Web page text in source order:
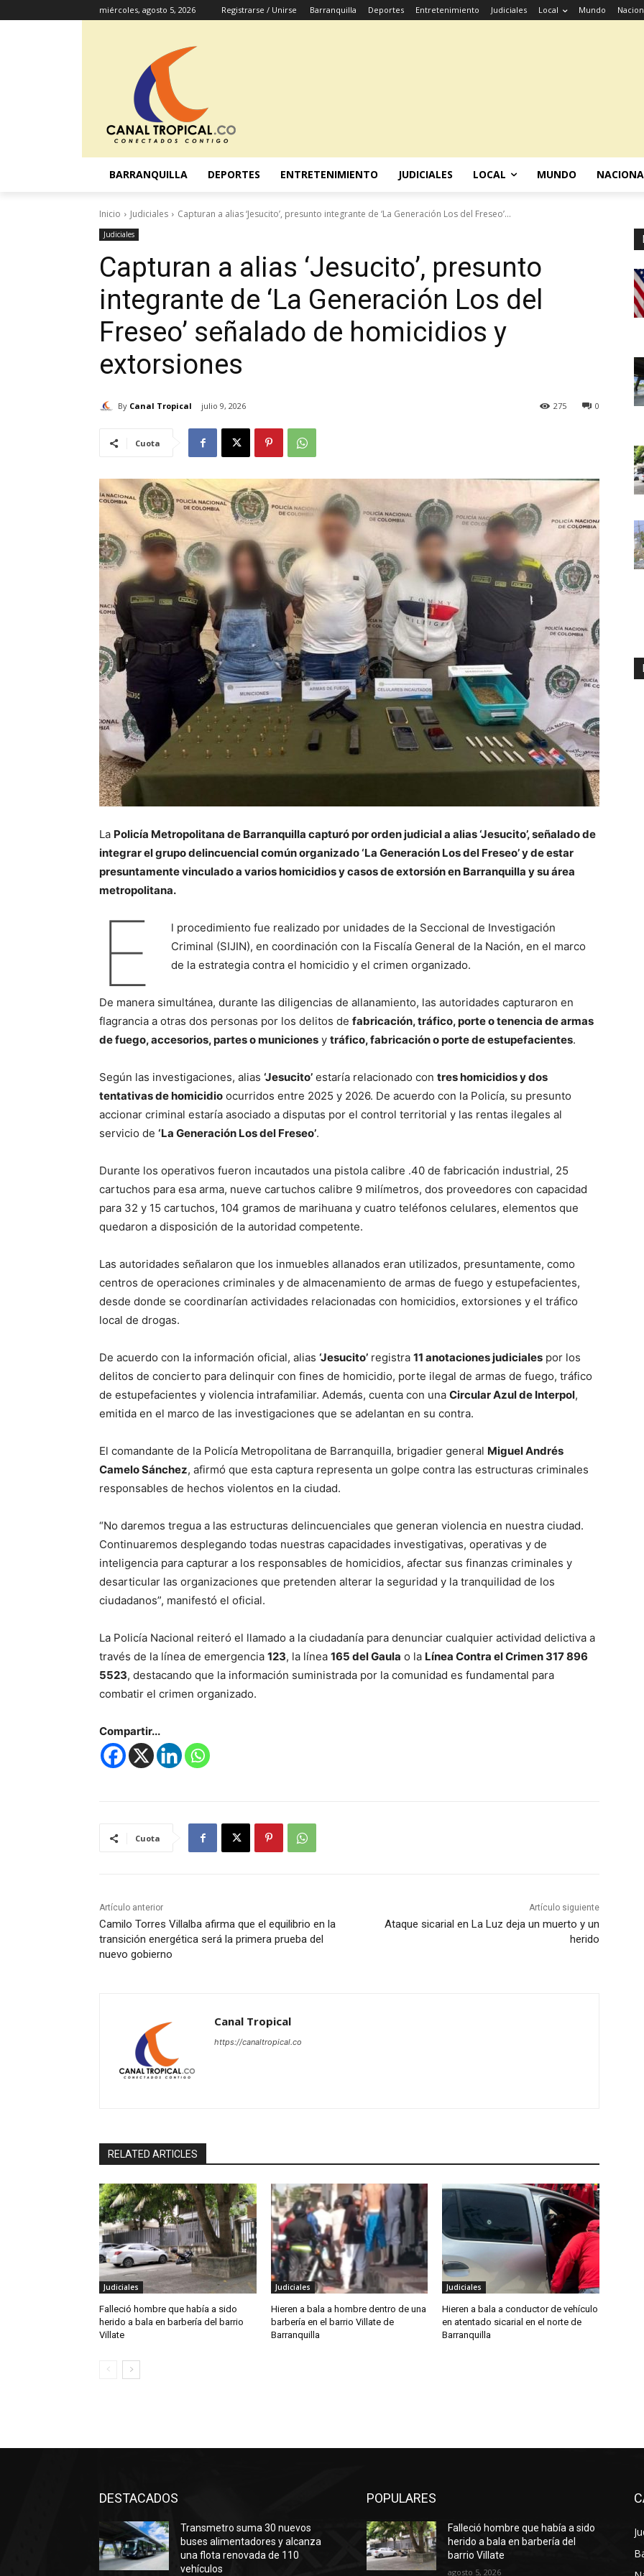
miércoles, agosto 5, 2026 Registrarse / Unirse Barranquilla Deportes Entretenimiento Judiciales Local Mundo
BARRANQUILLA DEPORTES ENTRETENIMIENTO JUDICIALES LOCAL MUNDO
Inicio Judiciales Capturan a alias ‘Jesucito’, presunto integrante de ‘La Generación Los del Freseo’...
Judiciales
Capturan a alias ‘Jesucito’, presunto
integrante de ‘La Generación Los del
Freseo’ señalado de homicidios y
extorsiones
By Canal Tropical julio 9, 2026 0
275
Cuota
La Policía Metropolitana de Barranquilla capturó por orden judicial a alias ‘Jesucito’, señalado de
integrar el grupo delincuencial común organizado ‘La Generación Los del Freseo’ y de estar
presuntamente vinculado a varios homicidios y casos de extorsión en Barranquilla y su área
metropolitana.
E
l procedimiento fue realizado por unidades de la Seccional de Investigación
Criminal (SIJIN), en coordinación con la Fiscalía General de la Nación, en el marco
de la estrategia contra el homicidio y el crimen organizado.
De manera simultánea, durante las diligencias de allanamiento, las autoridades capturaron en
flagrancia a otras dos personas por los delitos de fabricación, tráfico, porte o tenencia de armas
de fuego, accesorios, partes o municiones y tráfico, fabricación o porte de estupefacientes.
Según las investigaciones, alias ‘Jesucito’ estaría relacionado con tres homicidios y dos
tentativas de homicidio ocurridos entre 2025 y 2026. De acuerdo con la Policía, su presunto
accionar criminal estaría asociado a disputas por el control territorial y las rentas ilegales al
servicio de ‘La Generación Los del Freseo’.
Durante los operativos fueron incautados una pistola calibre .40 de fabricación industrial, 25
cartuchos para esa arma, nueve cartuchos calibre 9 milímetros, dos proveedores con capacidad
para 32 y 15 cartuchos, 104 gramos de marihuana y cuatro teléfonos celulares, elementos que
quedaron a disposición de la autoridad competente.
Las autoridades señalaron que los inmuebles allanados eran utilizados, presuntamente, como
centros de operaciones criminales y de almacenamiento de armas de fuego y estupefacientes,
desde donde se coordinarían actividades relacionadas con homicidios, extorsiones y el tráfico
local de drogas.
De acuerdo con la información oficial, alias ‘Jesucito’ registra 11 anotaciones judiciales por los
delitos de concierto para delinquir con fines de homicidio, porte ilegal de armas de fuego, tráfico
de estupefacientes y violencia intrafamiliar. Además, cuenta con una Circular Azul de Interpol,
emitida en el marco de las investigaciones que se adelantan en su contra.
El comandante de la Policía Metropolitana de Barranquilla, brigadier general Miguel Andrés
Camelo Sánchez, afirmó que esta captura representa un golpe contra las estructuras criminales
responsables de hechos violentos en la ciudad.
“No daremos tregua a las estructuras delincuenciales que generan violencia en nuestra ciudad.
Continuaremos desplegando todas nuestras capacidades investigativas, operativas y de
inteligencia para capturar a los responsables de homicidios, afectar sus finanzas criminales y
desarticular las organizaciones que pretenden alterar la seguridad y la tranquilidad de los
ciudadanos”, manifestó el oficial.
La Policía Nacional reiteró el llamado a la ciudadanía para denunciar cualquier actividad delictiva a
través de la línea de emergencia 123, la línea 165 del Gaula o la Línea Contra el Crimen 317 896
5523, destacando que la información suministrada por la comunidad es fundamental para
combatir el crimen organizado.
Compartir...
Cuota
Artículo anterior
Camilo Torres Villalba afirma que el equilibrio en la
transición energética será la primera prueba del
nuevo gobierno
Artículo siguiente
Ataque sicarial en La Luz deja un muerto y un
herido
Canal Tropical
https://canaltropical.co
RELATED ARTICLES
Judiciales
Falleció hombre que había a sido
herido a bala en barbería del barrio
Villate
Judiciales
Hieren a bala a hombre dentro de una
barbería en el barrio Villate de
Barranquilla
Judiciales
Hieren a bala a conductor de vehículo
en atentado sicarial en el norte de
Barranquilla
DESTACADOS
Transmetro suma 30 nuevos
buses alimentadores y alcanza
una flota renovada de 110
vehículos
POPULARES
Falleció hombre que había a sido
herido a bala en barbería del
barrio Villate
agosto 5, 2026